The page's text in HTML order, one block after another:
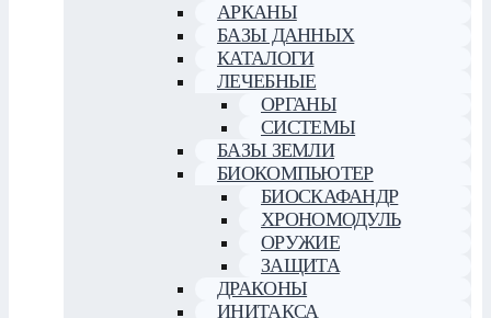
АРКАНЫ
БАЗЫ ДАННЫХ
КАТАЛОГИ
ЛЕЧЕБНЫЕ
ОРГАНЫ
СИСТЕМЫ
БАЗЫ ЗЕМЛИ
БИОКОМПЬЮТЕР
БИОСКАФАНДР
ХРОНОМОДУЛЬ
ОРУЖИЕ
ЗАЩИТА
ДРАКОНЫ
ИНИТАКСА